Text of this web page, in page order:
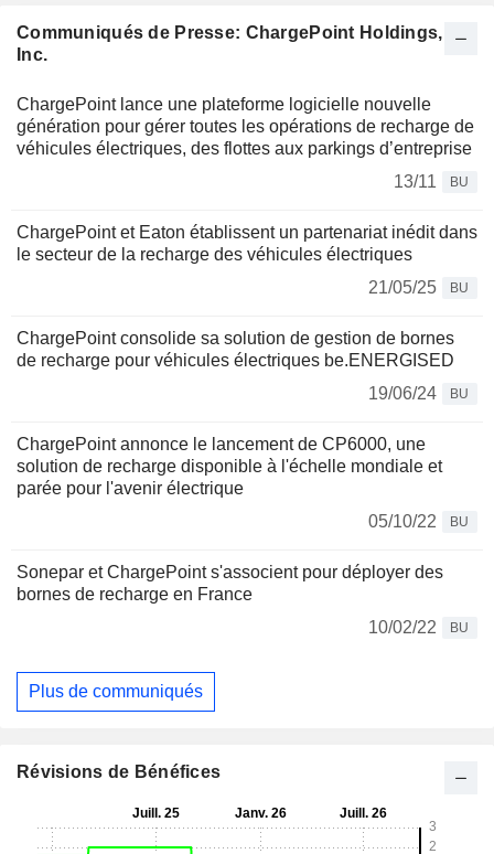
Communiqués de Presse: ChargePoint Holdings,
Inc.
ChargePoint lance une plateforme logicielle nouvelle
génération pour gérer toutes les opérations de recharge de
véhicules électriques, des flottes aux parkings d’entreprise
13/11
BU
ChargePoint et Eaton établissent un partenariat inédit dans
le secteur de la recharge des véhicules électriques
21/05/25
BU
ChargePoint consolide sa solution de gestion de bornes
de recharge pour véhicules électriques be.ENERGISED
19/06/24
BU
ChargePoint annonce le lancement de CP6000, une
solution de recharge disponible à l'échelle mondiale et
parée pour l'avenir électrique
05/10/22
BU
Sonepar et ChargePoint s'associent pour déployer des
bornes de recharge en France
10/02/22
BU
Plus de communiqués
Révisions de Bénéfices